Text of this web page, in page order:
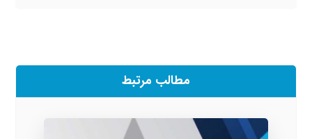
مطالب مرتبط